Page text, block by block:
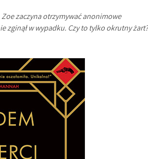
zaczyna otrzymywać anonimowe
zginął w wypadku. Czy to tylko okrutny żart?